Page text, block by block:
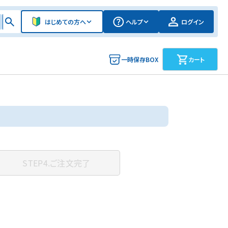
はじめての方へ ヘルプ ログイン
一時保存BOX カート
STEP4.ご注文完了